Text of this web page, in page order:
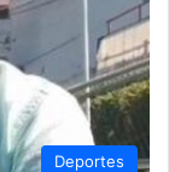
Deportes